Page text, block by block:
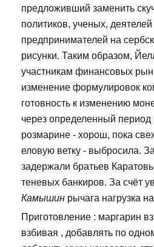
предложивший заменить
политиков, ученых, деятелей
предпринимателей на
рисунки. Таким образом,
участникам финансовых
изменение формулировок
готовность к изменению
через определенный
розмарине - хорош, пока
еловую ветку - выбросила.
задержали братьев
теневых банкиров. За счёт
Камышин рычага нагрузка
Приготовление : маргарин
взбивая , добавлять по